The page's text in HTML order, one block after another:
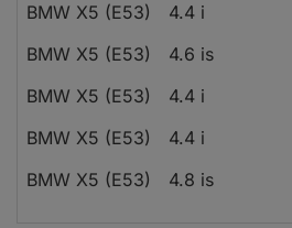
BMW X5 (E53)
4.4 i
BMW X5 (E53)
4.6 is
BMW X5 (E53)
4.4 i
BMW X5 (E53)
4.4 i
BMW X5 (E53)
4.8 is